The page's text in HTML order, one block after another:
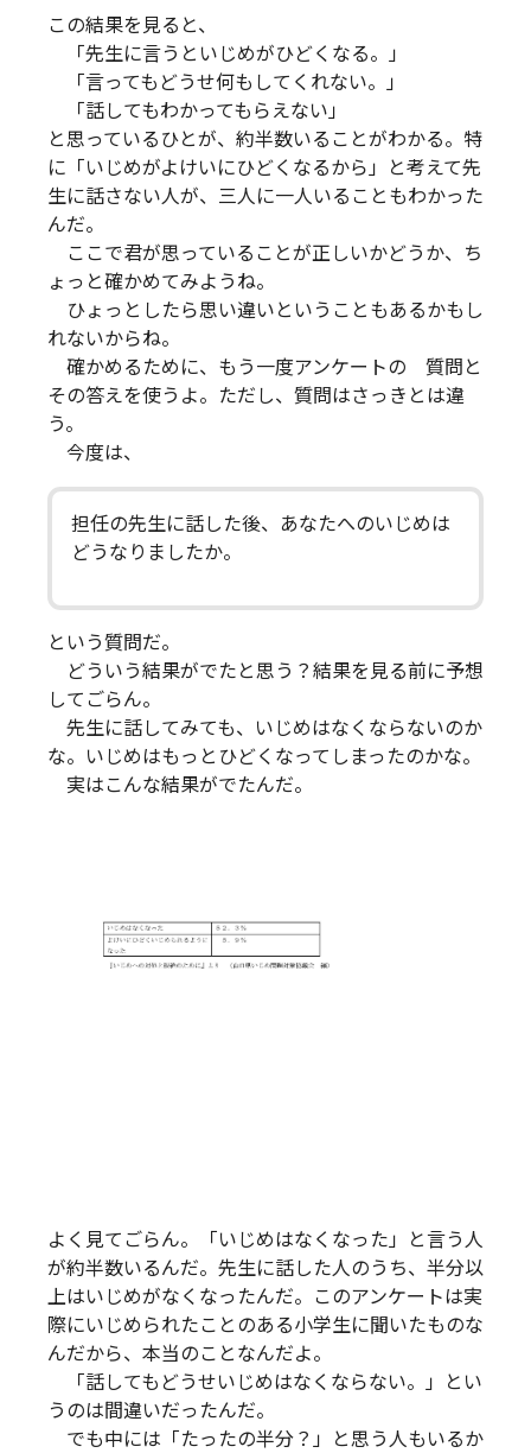
この結果を見ると、
「先生に言うといじめがひどくなる。」
「言ってもどうせ何もしてくれない。」
「話してもわかってもらえない」
と思っているひとが、約半数いることがわかる。特
に「いじめがよけいにひどくなるから」と考えて先
生に話さない人が、三人に一人いることもわかった
んだ。
ここで君が思っていることが正しいかどうか、ち
ょっと確かめてみようね。
ひょっとしたら思い違いということもあるかもし
れないからね。
確かめるために、もう一度アンケートの 質問と
その答えを使うよ。ただし、質問はさっきとは違
う。
今度は、
担任の先生に話した後、あなたへのいじめは
どうなりましたか。
という質問だ。
どういう結果がでたと思う？結果を見る前に予想
してごらん。
先生に話してみても、いじめはなくならないのか
な。いじめはもっとひどくなってしまったのかな。
実はこんな結果がでたんだ。
よく見てごらん。「いじめはなくなった」と言う人
が約半数いるんだ。先生に話した人のうち、半分以
上はいじめがなくなったんだ。このアンケートは実
際にいじめられたことのある小学生に聞いたものな
んだから、本当のことなんだよ。
「話してもどうせいじめはなくならない。」とい
うのは間違いだったんだ。
でも中には「たったの半分？」と思う人もいるか